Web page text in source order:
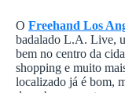
O Freehand Los
badalado L.A. Live,
bem no centro da
shopping e muito
localizado já é bom,